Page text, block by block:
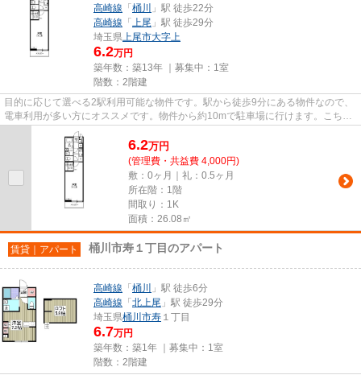
高崎線 「 桶川
」駅 徒歩22分
高崎線 「 上尾 」駅 徒歩29分
埼玉県上尾市大字上
6.2万円
築年数：築13年 ｜募集中： 1室
階数：2階建
目的に応じて選べる2駅利用可能な物件です。駅から徒歩9分にある物件なので、
電車利用が多い方にオススメです。物件から約10mで駐車場に行けます。こちら
の物件はアパートです。御問い...
6.2万円
(管理費・共益費 4,000円)
敷：0ヶ月｜礼：0.5ヶ月
所在階：1階
間取り：1K
面積：26.08㎡
賃貸｜アパート 桶川市寿１丁目のアパート
高崎線 「 桶川
」駅 徒歩6分
高崎線 「 北上尾 」駅 徒歩29分
埼玉県桶川市寿 １丁目
6.7万円
築年数：築1年 ｜募集中： 1室
階数：2階建